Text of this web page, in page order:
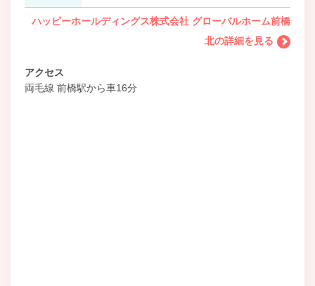
ハッピーホールディングス株式会社 グローバルホーム前橋
北の詳細を見る
アクセス
両毛線 前橋駅から車16分